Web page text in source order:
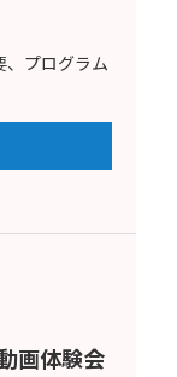
、プログラム
画体験会